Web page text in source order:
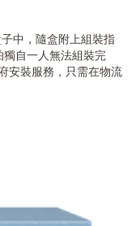
中，隨盒附上組裝指
自一人無法組裝完
安裝服務，只需在物流